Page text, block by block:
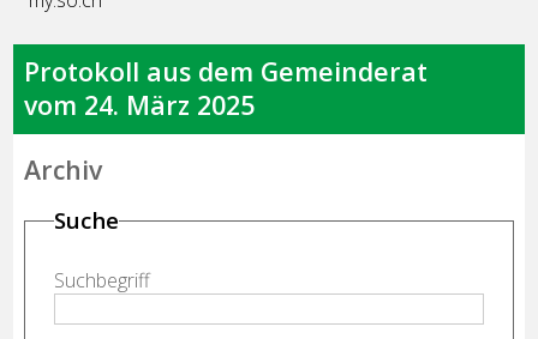
Protokoll aus dem Gemeinderat
vom 24. März 2025
Archiv
Suche
Suchbegriff